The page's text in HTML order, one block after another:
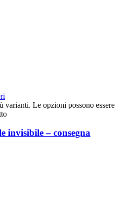
varianti. Le opzioni possono essere
invisibile – consegna